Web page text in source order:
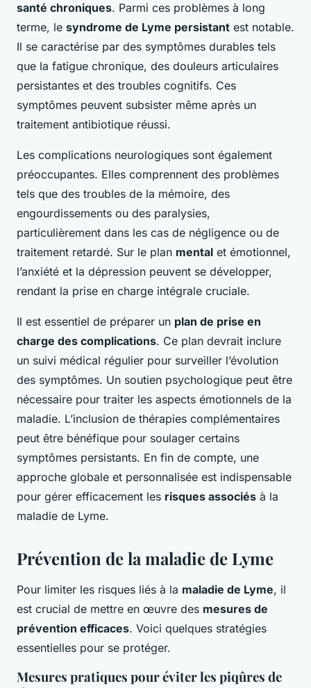
santé chroniques. Parmi ces problèmes à long
terme, le syndrome de Lyme persistant est notable.
Il se caractérise par des symptômes durables tels
que la fatigue chronique, des douleurs articulaires
persistantes et des troubles cognitifs. Ces
symptômes peuvent subsister même après un
traitement antibiotique réussi.
Les complications neurologiques sont également
préoccupantes. Elles comprennent des problèmes
tels que des troubles de la mémoire, des
engourdissements ou des paralysies,
particulièrement dans les cas de négligence ou de
traitement retardé. Sur le plan mental et émotionnel,
l’anxiété et la dépression peuvent se développer,
rendant la prise en charge intégrale cruciale.
Il est essentiel de préparer un plan de prise en
charge des complications. Ce plan devrait inclure
un suivi médical régulier pour surveiller l’évolution
des symptômes. Un soutien psychologique peut être
nécessaire pour traiter les aspects émotionnels de la
maladie. L’inclusion de thérapies complémentaires
peut être bénéfique pour soulager certains
symptômes persistants. En fin de compte, une
approche globale et personnalisée est indispensable
pour gérer efficacement les risques associés à la
maladie de Lyme.
Prévention de la maladie de Lyme
Pour limiter les risques liés à la maladie de Lyme, il
est crucial de mettre en œuvre des mesures de
prévention efficaces. Voici quelques stratégies
essentielles pour se protéger.
Mesures pratiques pour éviter les piqûres de